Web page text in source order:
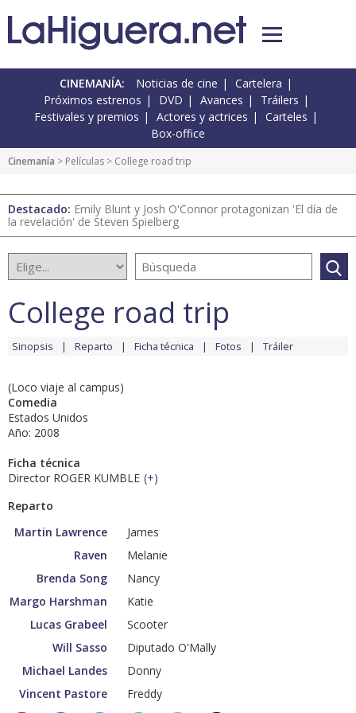
CINEMANÍA: Noticias de cine
Cartelera
Próximos estrenos
DVD Avances
Tráilers
Festivales y premios
Actores y actrices
Carteles
Box-office
Cinemanía > Películas > College road trip
Destacado: Emily Blunt y Josh O'Connor protagonizan 'El día de
la revelación' de Steven Spielberg
College road trip
Sinopsis Reparto Ficha técnica Fotos Tráiler
(Loco viaje al campus)
Comedia
Estados Unidos
Año: 2008
Ficha técnica
Director ROGER KUMBLE (+)
Reparto
Martin Lawrence
James
Raven
Melanie
Brenda Song
Nancy
Margo Harshman
Katie
Lucas Grabeel
Scooter
Will Sasso
Diputado O'Mally
Michael Landes
Donny
Vincent Pastore
Freddy